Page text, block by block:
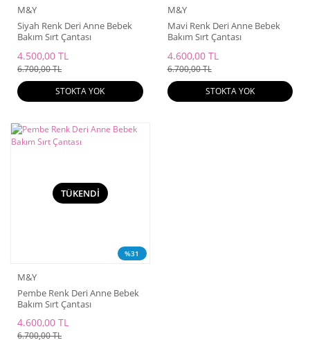
M&Y
Siyah Renk Deri Anne Bebek
Bakım Sırt Çantası
4.500,00 TL
6.700,00 TL
STOKTA YOK
M&Y
Mavi Renk Deri Anne Bebek
Bakım Sırt Çantası
4.600,00 TL
6.700,00 TL
STOKTA YOK
%31
TÜKENDİ
M&Y
Pembe Renk Deri Anne Bebek
Bakım Sırt Çantası
4.600,00 TL
6.700,00 TL